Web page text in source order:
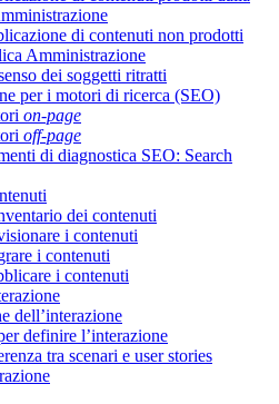
di contenuti non prodotti
Amministrazione
dei soggetti ritratti
per i motori di ricerca (SEO)
on-page
off-page
di diagnostica SEO: Search
dei contenuti
i contenuti
i contenuti
i contenuti
dell’interazione
definire l’interazione
tra scenari e user stories